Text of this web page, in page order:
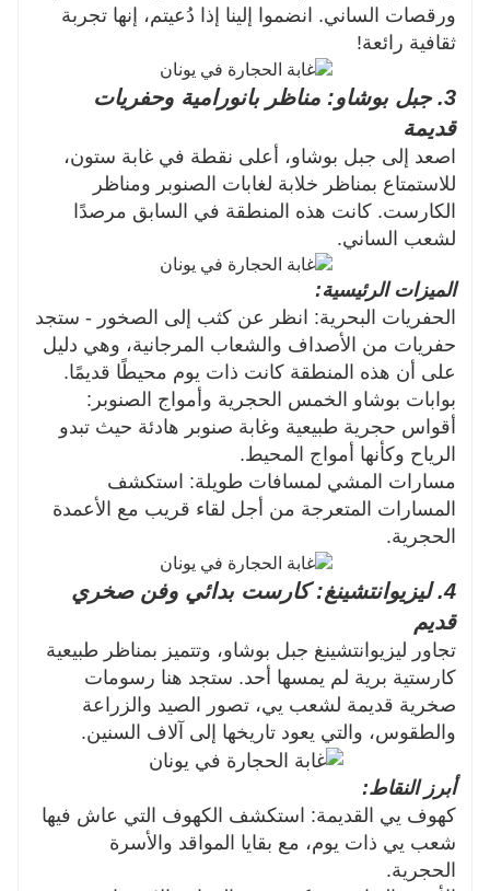
ورقصات الساني. انضموا إلينا إذا دُعيتم، إنها تجربة
ثقافية رائعة!
3. جبل بوشاو: مناظر بانورامية وحفريات
قديمة
اصعد إلى جبل بوشاو، أعلى نقطة في غابة ستون،
للاستمتاع بمناظر خلابة لغابات الصنوبر ومناظر
الكارست. كانت هذه المنطقة في السابق مرصدًا
لشعب الساني.
الميزات الرئيسية:
الحفريات البحرية: انظر عن كثب إلى الصخور - ستجد
حفريات من الأصداف والشعاب المرجانية، وهي دليل
على أن هذه المنطقة كانت ذات يوم محيطًا قديمًا.
بوابات بوشاو الخمس الحجرية وأمواج الصنوبر:
أقواس حجرية طبيعية وغابة صنوبر هادئة حيث تبدو
الرياح وكأنها أمواج المحيط.
مسارات المشي لمسافات طويلة: استكشف
المسارات المتعرجة من أجل لقاء قريب مع الأعمدة
الحجرية.
4. ليزيوانتشينغ: كارست بدائي وفن صخري
قديم
تجاور ليزيوانتشينغ جبل بوشاو، وتتميز بمناظر طبيعية
كارستية برية لم يمسها أحد. ستجد هنا رسومات
صخرية قديمة لشعب يي، تصور الصيد والزراعة
والطقوس، والتي يعود تاريخها إلى آلاف السنين.
أبرز النقاط:
كهوف يي القديمة: استكشف الكهوف التي عاش فيها
شعب يي ذات يوم، مع بقايا المواقد والأسرة
الحجرية.